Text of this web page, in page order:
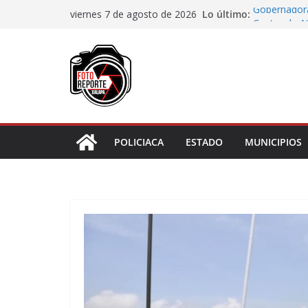
viernes 7 de agosto de 2026 Lo último:
Rocío
POLICIACA ESTADO MUNICIPIOS